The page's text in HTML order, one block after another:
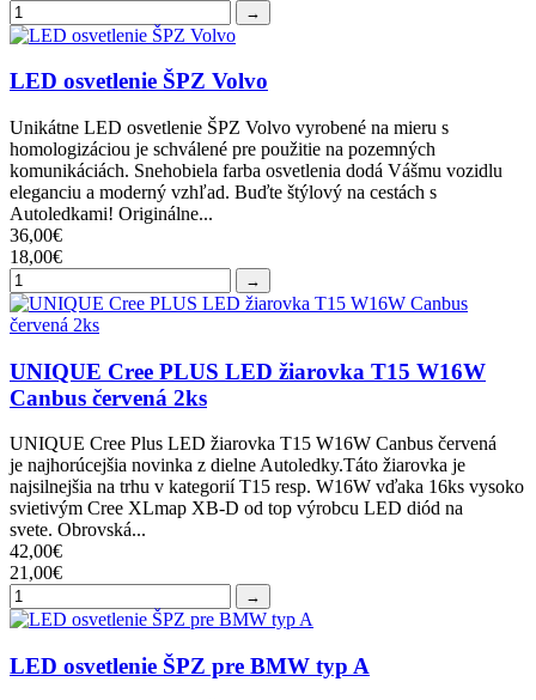
→
LED osvetlenie ŠPZ Volvo
Unikátne LED osvetlenie ŠPZ Volvo vyrobené na mieru s
homologizáciou je schválené pre použitie na pozemných
komunikáciách. Snehobiela farba osvetlenia dodá Vášmu vozidlu
eleganciu a moderný vzhľad. Buďte štýlový na cestách s
Autoledkami! Originálne...
36,00€
18,00€
→
UNIQUE Cree PLUS LED žiarovka T15 W16W
Canbus červená 2ks
UNIQUE Cree Plus LED žiarovka T15 W16W Canbus červená
je najhorúcejšia novinka z dielne Autoledky.Táto žiarovka je
najsilnejšia na trhu v kategorií T15 resp. W16W vďaka 16ks vysoko
svietivým Cree XLmap XB-D od top výrobcu LED diód na
svete. Obrovská...
42,00€
21,00€
→
LED osvetlenie ŠPZ pre BMW typ A